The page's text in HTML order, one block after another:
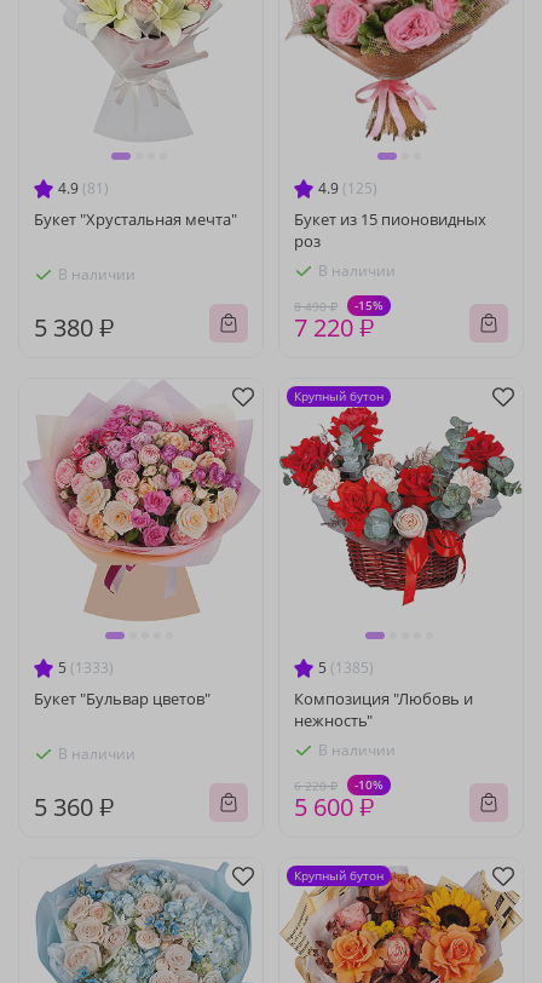
4.9 (81)
Букет "Хрустальная мечта"
В наличии
5 380 ₽
4.9 (125)
Букет из 15 пионовидных
роз
В наличии
8 490 ₽ -15%
7 220 ₽
5 (1333)
Букет "Бульвар цветов"
В наличии
5 360 ₽
5 (1385)
Композиция "Любовь и
нежность"
В наличии
6 220 ₽ -10%
5 600 ₽
Крупный бутон
Крупный бутон